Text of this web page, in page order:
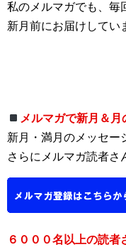
私のメルマガでも、毎
新月前にお届けしてい
メルマガで新月＆
新月・満月のメッセー
さらにメルマガ読者さ
６０００名以上の読者